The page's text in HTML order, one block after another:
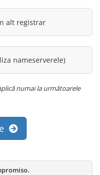
alt registrar
nameserverele)
numai la următoarele